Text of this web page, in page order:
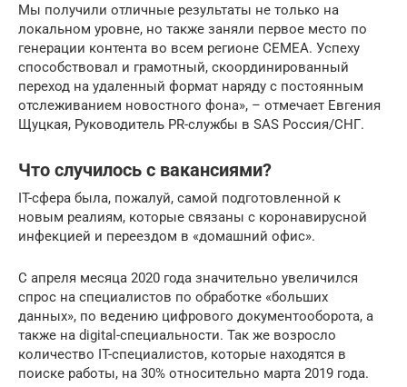
Мы получили отличные результаты не только на
локальном уровне, но также заняли первое место по
генерации контента во всем регионе СЕМЕА. Успеху
способствовал и грамотный, скоординированный
переход на удаленный формат наряду с постоянным
отслеживанием новостного фона», – отмечает Евгения
Щуцкая, Руководитель PR-службы в SAS Россия/СНГ.
Что случилось с вакансиями?
IT-сфера была, пожалуй, самой подготовленной к
новым реалиям, которые связаны с коронавирусной
инфекцией и переездом в «домашний офис».
С апреля месяца 2020 года значительно увеличился
спрос на специалистов по обработке «больших
данных», по ведению цифрового документооборота, а
также на digital-специальности. Так же возросло
количество IT-специалистов, которые находятся в
поиске работы, на 30% относительно марта 2019 года.